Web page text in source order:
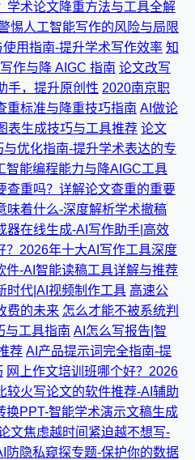
学术论文降重方法与工具全解
惕人工智能写作的风险与局限
用指南-提升学术写作效率 知
作与降 AIGC 指南 论文改写
手，提升原创性 2020南京职
重标准与降重技巧指南 AI做论
表生成技巧与工具推荐 论文
优化指南-提升学术表达的专
智能编程能力与降AIGC工具
查重吗？详解论文查重的重要
味着什么-深度解析学术撤稿
器在线生成-AI写作助手|高效
？2026年十大AI写作工具深度
件-AI智能读稿工具详解与推荐
时代|AI视频制作工具 高速公
费的未来 怎么才能不被系统判
与工具指南 AI怎么写报告|智
荐 AI产品提示词完全指南-提
网上作文培训班哪个好？2026
较火写论文的软件推荐-AI辅助
换PPT-智能学术演示文稿生成
文焦虑越时间紧迫越不想写-
防隐私窥探专题-保护你的数据